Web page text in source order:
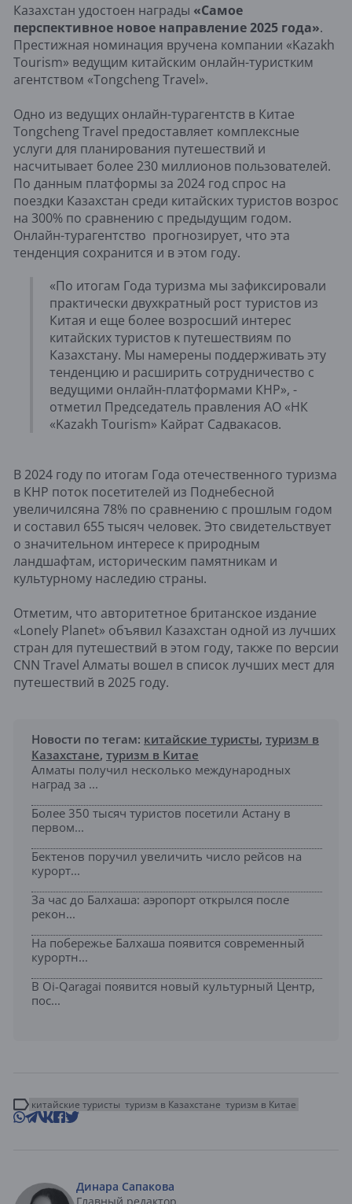
Казахстан удостоен награды «Самое
перспективное новое направление 2025 года».
Престижная номинация вручена компании «Kazakh
Tourism» ведущим китайским онлайн-туристким
агентством «Tongcheng Travel».
Одно из ведущих онлайн-турагентств в Китае
Tongcheng Travel предоставляет комплексные
услуги для планирования путешествий и
насчитывает более 230 миллионов пользователей.
По данным платформы за 2024 год спрос на
поездки Казахстан среди китайских туристов возрос
на 300% по сравнению с предыдущим годом.
Онлайн-турагентство прогнозирует, что эта
тенденция сохранится и в этом году.
«По итогам Года туризма мы зафиксировали
практически двухкратный рост туристов из
Китая и еще более возросший интерес
китайских туристов к путешествиям по
Казахстану. Мы намерены поддерживать эту
тенденцию и расширить сотрудничество с
ведущими онлайн-платформами КНР», -
отметил Председатель правления АО «НК
«Kazakh Tourism» Кайрат Садвакасов.
В 2024 году по итогам Года отечественного туризма
в КНР поток посетителей из Поднебесной
увеличилсяна 78% по сравнению с прошлым годом
и составил 655 тысяч человек. Это свидетельствует
о значительном интересе к природным
ландшафтам, историческим памятникам и
культурному наследию страны.
Отметим, что авторитетное британское издание
«Lonely Planet» объявил Казахстан одной из лучших
стран для путешествий в этом году, также по версии
CNN Travel Алматы вошел в список лучших мест для
путешествий в 2025 году.
Новости по тегам: китайские туристы, туризм в
Казахстане, туризм в Китае
Алматы получил несколько международных
наград за ...
Более 350 тысяч туристов посетили Астану в
первом...
Бектенов поручил увеличить число рейсов на
курорт...
За час до Балхаша: аэропорт открылся после
рекон...
На побережье Балхаша появится современный
курортн...
В Oi-Qaragai появится новый культурный Центр,
пос...
китайские туристы туризм в Казахстане туризм в Китае
Динара Сапакова
Главный редактор